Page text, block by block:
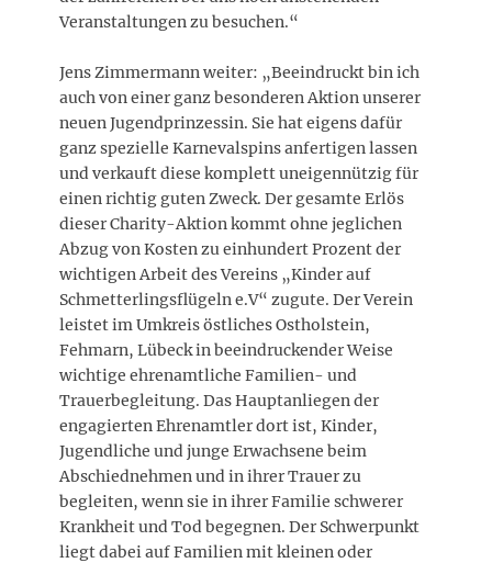
Veranstaltungen zu besuchen.“
Jens Zimmermann weiter: „Beeindruckt bin ich
auch von einer ganz besonderen Aktion unserer
neuen Jugendprinzessin. Sie hat eigens dafür
ganz spezielle Karnevalspins anfertigen lassen
und verkauft diese komplett uneigennützig für
einen richtig guten Zweck. Der gesamte Erlös
dieser Charity-Aktion kommt ohne jeglichen
Abzug von Kosten zu einhundert Prozent der
wichtigen Arbeit des Vereins „Kinder auf
Schmetterlingsflügeln e.V“ zugute. Der Verein
leistet im Umkreis östliches Ostholstein,
Fehmarn, Lübeck in beeindruckender Weise
wichtige ehrenamtliche Familien- und
Trauerbegleitung. Das Hauptanliegen der
engagierten Ehrenamtler dort ist, Kinder,
Jugendliche und junge Erwachsene beim
Abschiednehmen und in ihrer Trauer zu
begleiten, wenn sie in ihrer Familie schwerer
Krankheit und Tod begegnen. Der Schwerpunkt
liegt dabei auf Familien mit kleinen oder